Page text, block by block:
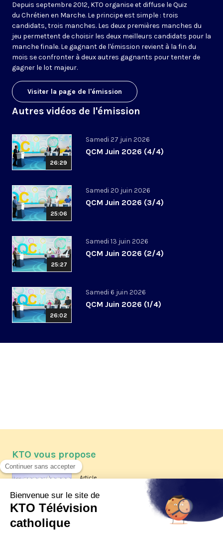
Depuis septembre 2012, KTO organise et diffuse le Quiz
du Chrétien en Marche. Le principe est simple : trois
candidats, trois manches. Les deux premières manches du
jeu permettent de choisir les deux meilleurs candidats pour la
manche finale. Le gagnant de l'émission revient à la fin du
mois se confronter à deux autres gagnants pour tenter de
gagner le lot majeur.
Visiter la page de l'émission
Autres vidéos de l'émission
26:29
Samedi 27 juin 2026
QCM Juin 2026 (4/4)
25:06
Samedi 20 juin 2026
QCM Juin 2026 (3/4)
25:27
Samedi 13 juin 2026
QCM Juin 2026 (2/4)
26:02
Samedi 6 juin 2026
QCM Juin 2026 (1/4)
KTO vous propose
Article
Les reportages d'été 2026 de KTO